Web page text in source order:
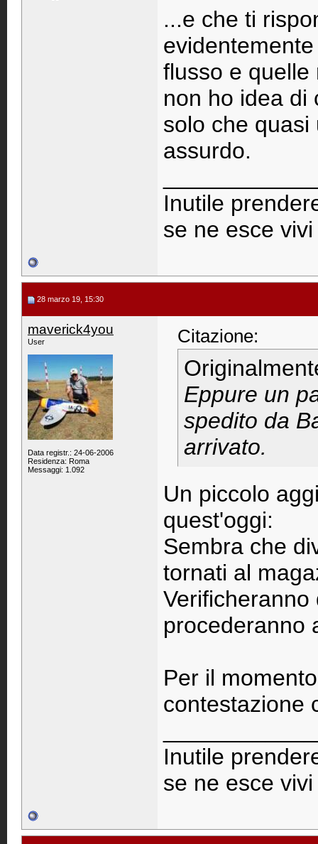
...e che ti
flusso e quelle
non ho idea di
solo che
assurdo.
Inutile
se ne esce
28 marzo 19, 15:30
maverick4you
User
Data registr.: 24-06-2006
Residenza: Roma
Messaggi: 1.092
Citazione:
Eppure un
spedito da
arrivato.
Un piccolo
quest'oggi:
Sembra che
tornati al
procederanno
Per il
contestazione
Inutile
se ne esce